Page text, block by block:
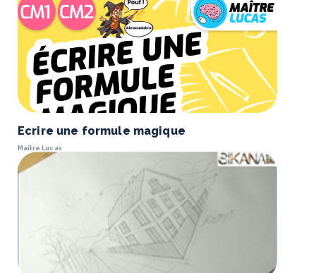
Ecrire une formule magique
Maître Lucas